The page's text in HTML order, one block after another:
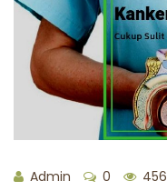
Admin 0 456